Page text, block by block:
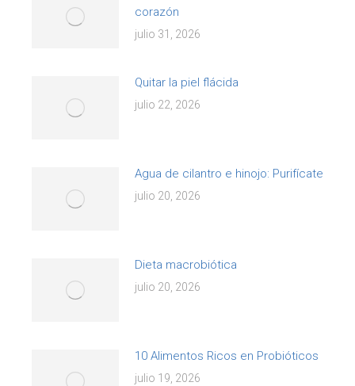
corazón
julio 31, 2026
Quitar la piel flácida
julio 22, 2026
Agua de cilantro e hinojo: Purifícate
julio 20, 2026
Dieta macrobiótica
julio 20, 2026
10 Alimentos Ricos en Probióticos
julio 19, 2026